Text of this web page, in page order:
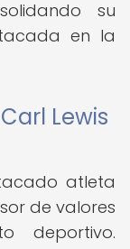
su
en la
Lewis
atleta
de valores
deportivo.